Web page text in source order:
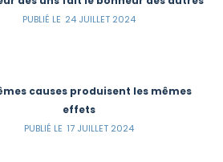
24 JUILLET 2024
causes produisent les mêmes
effets
17 JUILLET 2024